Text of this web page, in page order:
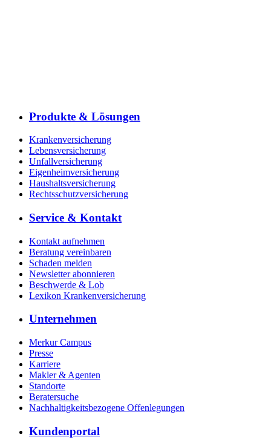
Produkte & Lösungen
Krankenversicherung
Lebensversicherung
Unfallversicherung
Eigenheimversicherung
Haushaltsversicherung
Rechtsschutzversicherung
Service & Kontakt
Kontakt aufnehmen
Beratung vereinbaren
Schaden melden
Newsletter abonnieren
Beschwerde & Lob
Lexikon Krankenversicherung
Unternehmen
Merkur Campus
Presse
Karriere
Makler & Agenten
Standorte
Beratersuche
Nachhaltigkeitsbezogene Offenlegungen
Kundenportal